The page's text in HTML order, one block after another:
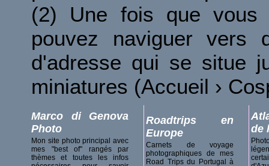
(2) Une fois que vous
pouvez naviguer vers
d'adresse qui se situe
miniatures (Accueil ›
Marco di Genova
Photo
Mon site photo principal avec
mes "best of" rangés par
thèmes et toutes les infos
Roadtrips en
Europe
Carnets de voyage
photographiques de mes
Road Trips du Portugal à
de